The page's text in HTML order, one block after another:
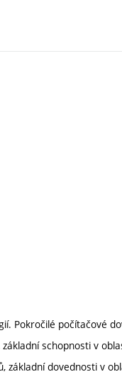
Pokročilé počítačové
schopnosti v
základní dovednosti v